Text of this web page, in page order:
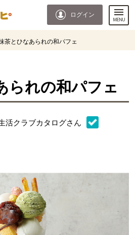
ログイン
茶とひなあられの和パフェ
られの和パフェ
活クラブカタログさん